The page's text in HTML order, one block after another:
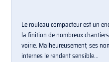
Le rouleau compacteur est un
la finition de nombreux
voirie. Malheureusement, ses
internes le rendent sensible...